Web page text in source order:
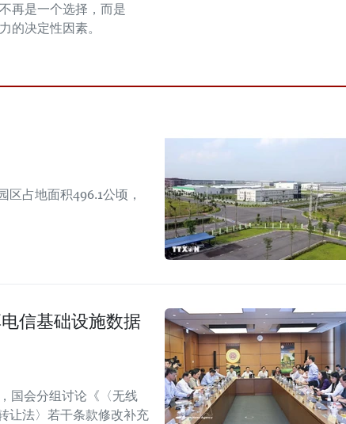
再是一个选择，而是
的决定性因素。
占地面积496.1公顷，
信基础设施数据
国会分组讨论《〈无线
让法〉若干条款修改补充